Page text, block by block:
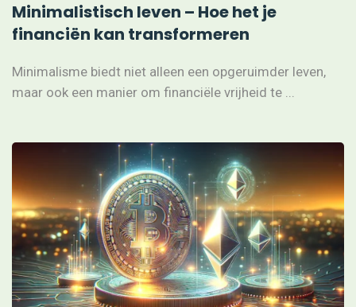
Minimalistisch leven – Hoe het je
financiën kan transformeren
Minimalisme biedt niet alleen een opgeruimder leven,
maar ook een manier om financiële vrijheid te ...